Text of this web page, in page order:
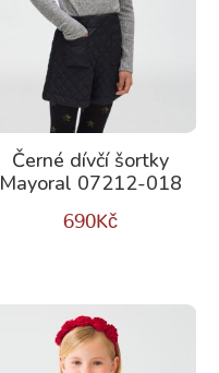
Černé dívčí šortky
Mayoral 07212-018
690Kč